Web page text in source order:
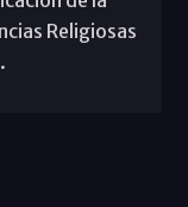
Religiosas